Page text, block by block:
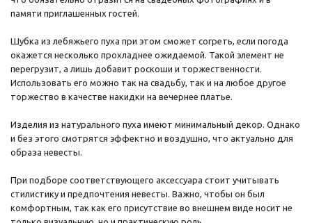
памяти приглашенных гостей.
Шубка из лебяжьего пуха при этом сможет согреть, если погода
окажется несколько прохладнее ожидаемой. Такой элемент не
перегрузит, а лишь добавит роскоши и торжественности.
Использовать его можно так на свадьбу, так и на любое другое
торжество в качестве накидки на вечернее платье.
Изделия из натурального пуха имеют минимальный декор. Однако
и без этого смотрятся эффектно и воздушно, что актуально для
образа невесты.
При подборе соответствующего аксессуара стоит учитывать
стилистику и предпочтения невесты. Важно, чтобы он был
комфортным, так как его присутствие во внешнем виде носит не